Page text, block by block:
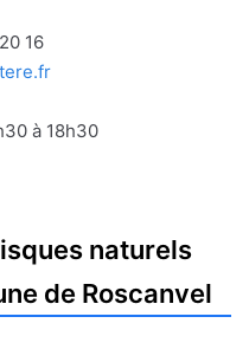
16
à 18h30
naturels
de Roscanvel